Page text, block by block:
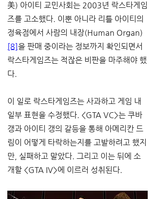
美) 아이티 교민사회는 2003년 락스타게임
즈를 고소했다. 이뿐 아니라 리틀 아이티의
정육점에서 사람의 내장(Human Organ)
[8]을 판매 중이라는 정보까지 확인되면서
락스타게임즈는 적잖은 비판을 마주해야 했
다.
이 일로 락스타게임즈는 사과하고 게임 내
일부 표현을 수정했다. <GTA VC>는 쿠바
갱과 아이티 갱의 갈등을 통해 아메리칸 드
림이 어떻게 타락하는지를 고발하려고 했지
만, 실패하고 말았다. 그리고 이는 뒤에 소
개할 <GTA IV>에 이르러 성취된다.